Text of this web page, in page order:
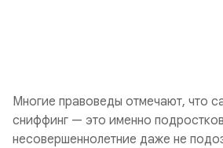
Многие правоведы отмечают, что
сниффинг — это именно
несовершеннолетние даже не